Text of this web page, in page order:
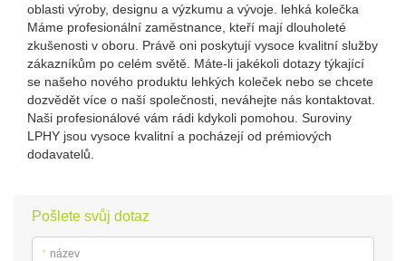
oblasti výroby, designu a výzkumu a vývoje. lehká kolečka
Máme profesionální zaměstnance, kteří mají dlouholeté
zkušenosti v oboru. Právě oni poskytují vysoce kvalitní služby
zákazníkům po celém světě. Máte-li jakékoli dotazy týkající
se našeho nového produktu lehkých koleček nebo se chcete
dozvědět více o naší společnosti, neváhejte nás kontaktovat.
Naši profesionálové vám rádi kdykoli pomohou. Suroviny
LPHY jsou vysoce kvalitní a pocházejí od prémiových
dodavatelů.
Pošlete svůj dotaz
* název